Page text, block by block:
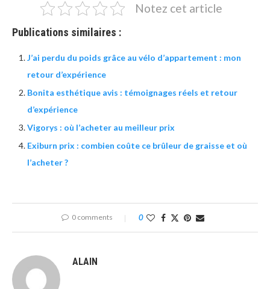
Notez cet article
Publications similaires :
J’ai perdu du poids grâce au vélo d’appartement : mon
retour d’expérience
Bonita esthétique avis : témoignages réels et retour
d’expérience
Vigorys : où l’acheter au meilleur prix
Exiburn prix : combien coûte ce brûleur de graisse et où
l’acheter ?
0 comments 0
ALAIN